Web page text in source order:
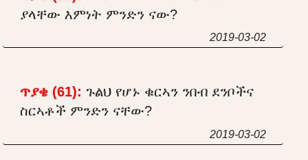
ያላቸው እምነት ምንድን ናው?
2019-03-02
ጥያቄ (61): ጉልህ የሆኑ ቁርኣን ንበብ ደንቦችና
ስርኣቶች ምንድን ናቸው?
2019-03-02